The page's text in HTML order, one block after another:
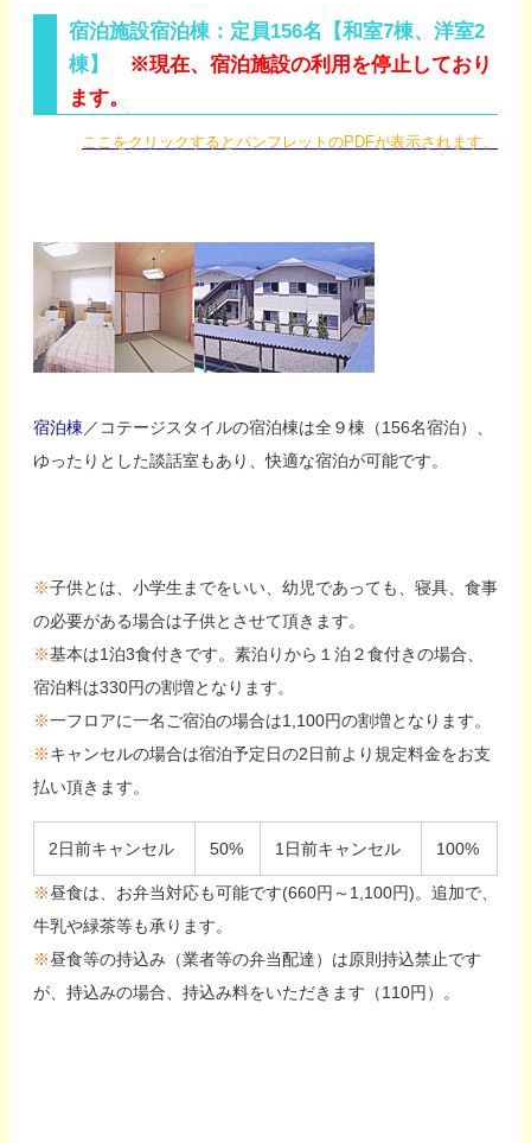
宿泊施設宿泊棟：定員156名【和室7棟、洋室2
棟】
※現在、宿泊施設の利用を停止しており
ます。
ここをクリックするとパンフレットのPDFが表示されます。
宿泊棟 ／コテージスタイルの宿泊棟は全９棟（156名宿泊）、
ゆったりとした談話室もあり、快適な宿泊が可能です。
※子供とは、小学生までをいい、幼児であっても、寝具、食事
の必要がある場合は子供とさせて頂きます。
※基本は1泊3食付きです。素泊りから１泊２食付きの場合、
宿泊料は330円の割増となります。
※一フロアに一名ご宿泊の場合は1,100円の割増となります。
※ キャンセルの場合は宿泊予定日の2日前より規定料金をお支
払い頂きます。
2日前キャンセル 50% 1日前キャンセル 100%
※昼食は、お弁当対応も可能です(660円～1,100円)。追加で、
牛乳や緑茶等も承ります。
※昼食等の持込み（業者等の弁当配達）は原則持込禁止です
が、持込みの場合、持込み料をいただきます（110円）。